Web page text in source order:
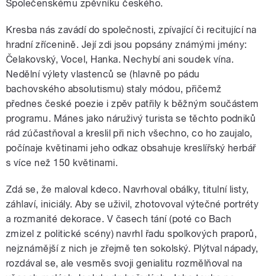
Společenskému zpěvníku českého.
Kresba nás zavádí do společnosti, zpívající či recitující na
hradní zřícenině. Její zdi jsou popsány známými jmény:
Čelakovský, Vocel, Hanka. Nechybí ani soudek vína.
Nedělní výlety vlastenců se (hlavně po pádu
bachovského absolutismu) staly módou, přičemž
přednes české poezie i zpěv patřily k běžným součástem
programu. Mánes jako náruživý turista se těchto podniků
rád zúčastňoval a kreslil při nich všechno, co ho zaujalo,
počínaje květinami jeho odkaz obsahuje kreslířský herbář
s více než 150 květinami.
Zdá se, že maloval kdeco. Navrhoval obálky, titulní listy,
záhlaví, iniciály. Aby se uživil, zhotovoval výtečné portréty
a rozmanité dekorace. V časech tání (poté co Bach
zmizel z politické scény) navrhl řadu spolkových praporů,
nejznámější z nich je zřejmě ten sokolský. Plýtval nápady,
rozdával se, ale vesměs svoji genialitu rozmělňoval na